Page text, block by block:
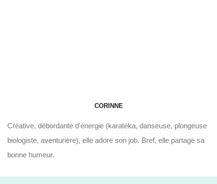
CORINNE
Créative, débordante d'énergie (karatéka, danseuse, plongeuse
biologiste, aventurière), elle adore son job. Bref, elle partage sa
bonne humeur.